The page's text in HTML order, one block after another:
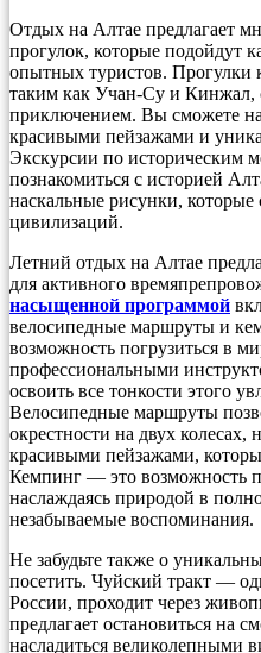
Отдых на Алтае предлагает
прогулок, которые подойдут
опытных туристов.
таким как Учан-Су и Кинжал,
приключением. Вы сможете
красивыми пейзажами и
Экскурсии по историческим
познакомиться с историей
наскальные рисунки,
цивилизаций.
Летний отдых на Алтае
для активного
насыщенной программой
велосипедные маршруты и
возможность погрузиться в
профессиональными
освоить все тонкости этого
Велосипедные маршруты
окрестности на двух колесах,
красивыми пейзажами,
Кемпинг — это возможность
наслаждаясь природой в
незабываемые воспоминания.
Не забудьте также о
посетить. Чуйский тракт —
России, проходит через
предлагает остановиться на
насладиться великолепными